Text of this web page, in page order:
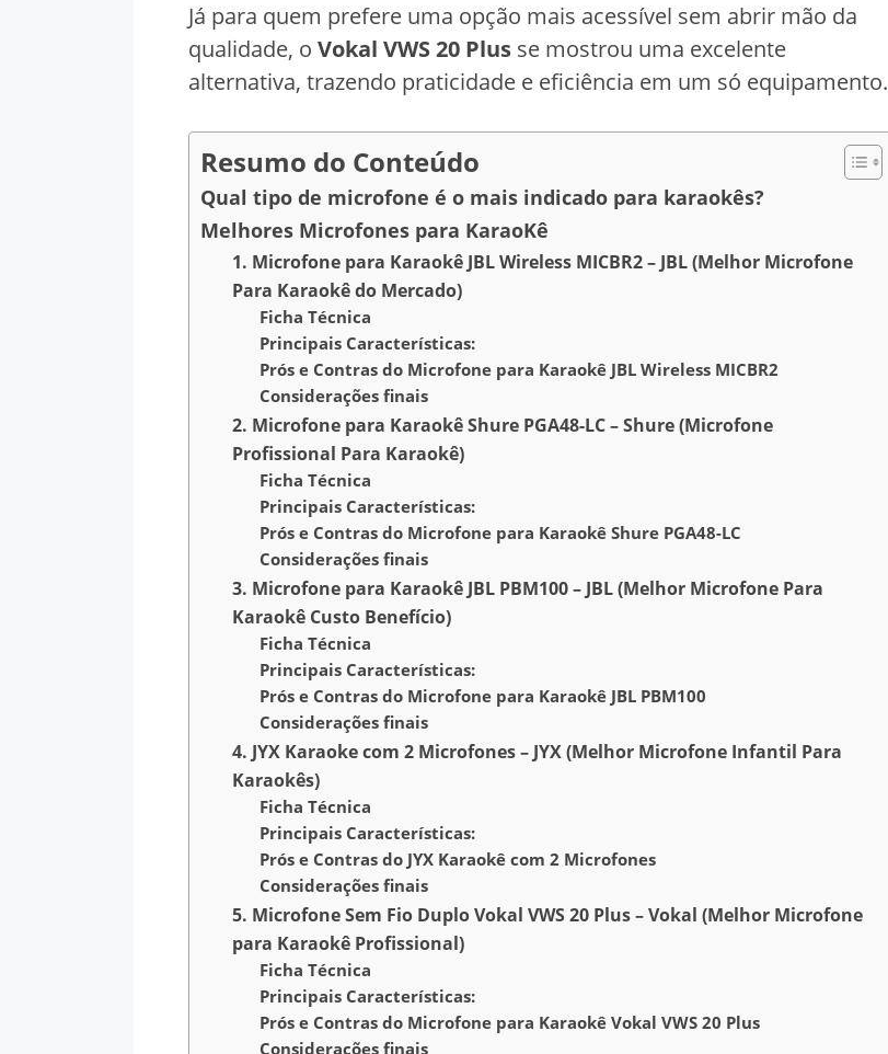
Já para quem prefere uma opção mais acessível sem abrir mão da
qualidade, o Vokal VWS 20 Plus se mostrou uma excelente
alternativa, trazendo praticidade e eficiência em um só equipamento.
Resumo do Conteúdo
Qual tipo de microfone é o mais indicado para karaokês?
Melhores Microfones para KaraoKê
1. Microfone para Karaokê JBL Wireless MICBR2 – JBL (Melhor Microfone
Para Karaokê do Mercado)
Ficha Técnica
Principais Características:
Prós e Contras do Microfone para Karaokê JBL Wireless MICBR2
Considerações finais
2. Microfone para Karaokê Shure PGA48-LC – Shure (Microfone
Profissional Para Karaokê)
Ficha Técnica
Principais Características:
Prós e Contras do Microfone para Karaokê Shure PGA48-LC
Considerações finais
3. Microfone para Karaokê JBL PBM100 – JBL (Melhor Microfone Para
Karaokê Custo Benefício)
Ficha Técnica
Principais Características:
Prós e Contras do Microfone para Karaokê JBL PBM100
Considerações finais
4. JYX Karaoke com 2 Microfones – JYX (Melhor Microfone Infantil Para
Karaokês)
Ficha Técnica
Principais Características:
Prós e Contras do JYX Karaokê com 2 Microfones
Considerações finais
5. Microfone Sem Fio Duplo Vokal VWS 20 Plus – Vokal (Melhor Microfone
para Karaokê Profissional)
Ficha Técnica
Principais Características:
Prós e Contras do Microfone para Karaokê Vokal VWS 20 Plus
Considerações finais